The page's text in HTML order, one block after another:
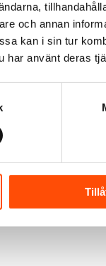
och annan
kan i sin tur
har använt deras